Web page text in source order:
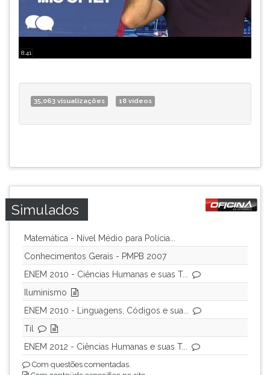
8:41
35,063 visualizações 18 vídeos
Simulados
Matemática - Nível Médio para Polícia...
Conhecimentos Gerais - PMPB 2007
ENEM 2010 - Ciências Humanas e suas T...
Iluminismo
ENEM 2010 - Linguagens, Códigos e sua...
Til
ENEM 2012 - Ciências Humanas e suas T...
Com questões comentadas.